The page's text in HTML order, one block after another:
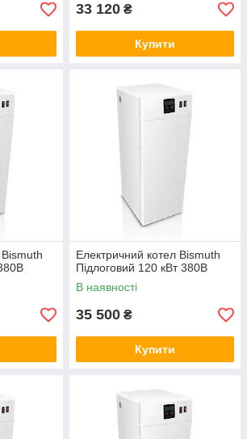
33 120 ₴
Купити
Електричний котел Bismuth
Підлоговий 120 кВт 380В
В наявності
35 500 ₴
Купити